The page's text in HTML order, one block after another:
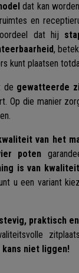
dat kan
en
dat hij
,
kunt plaatsen
de gewatteerde
Op die manier
van het
poten
is van
u een variant
praktisch
kans niet liggen!